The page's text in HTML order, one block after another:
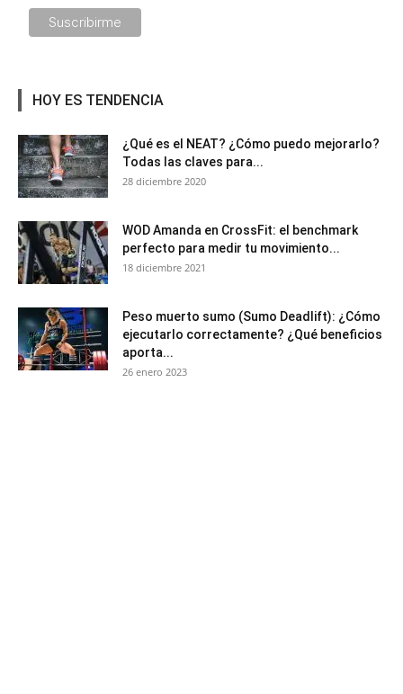
HOY ES TENDENCIA
¿Qué es el NEAT? ¿Cómo puedo mejorarlo?
Todas las claves para...
28 diciembre 2020
WOD Amanda en CrossFit: el benchmark
perfecto para medir tu movimiento...
18 diciembre 2021
Peso muerto sumo (Sumo Deadlift): ¿Cómo
ejecutarlo correctamente? ¿Qué beneficios
aporta...
26 enero 2023